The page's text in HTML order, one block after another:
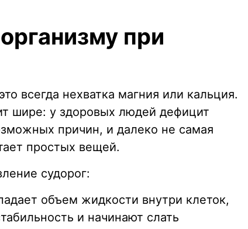
при
всегда нехватка магния или кальция.
шире: у здоровых людей дефицит
причин, и далеко не самая
простых вещей.
судорог:
объем жидкости внутри клеток,
и начинают слать